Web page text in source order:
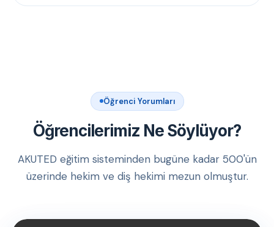
Öğrenci Yorumları
Öğrencilerimiz Ne Söylüyor?
AKUTED eğitim sisteminden bugüne kadar 500'ün
üzerinde hekim ve diş hekimi mezun olmuştur.